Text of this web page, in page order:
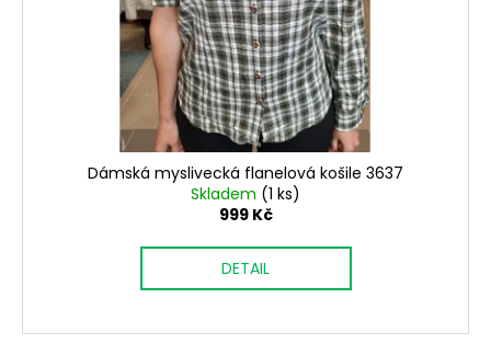
Dámská myslivecká flanelová košile 3637
Skladem (1 ks)
999 Kč
DETAIL